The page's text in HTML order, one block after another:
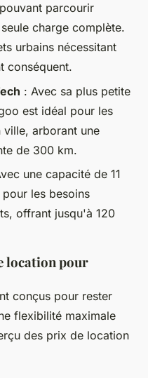
parcourir
charge complète.
urbains nécessitant
conséquent.
: Avec sa plus petite
est idéal pour les
ville, arborant une
de 300 km.
une capacité de 11
les besoins
offrant jusqu'à 120
location pour
conçus pour rester
flexibilité maximale
des prix de location